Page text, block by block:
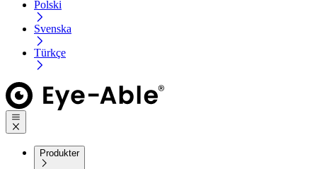
Polski
Svenska
Türkçe
Produkter